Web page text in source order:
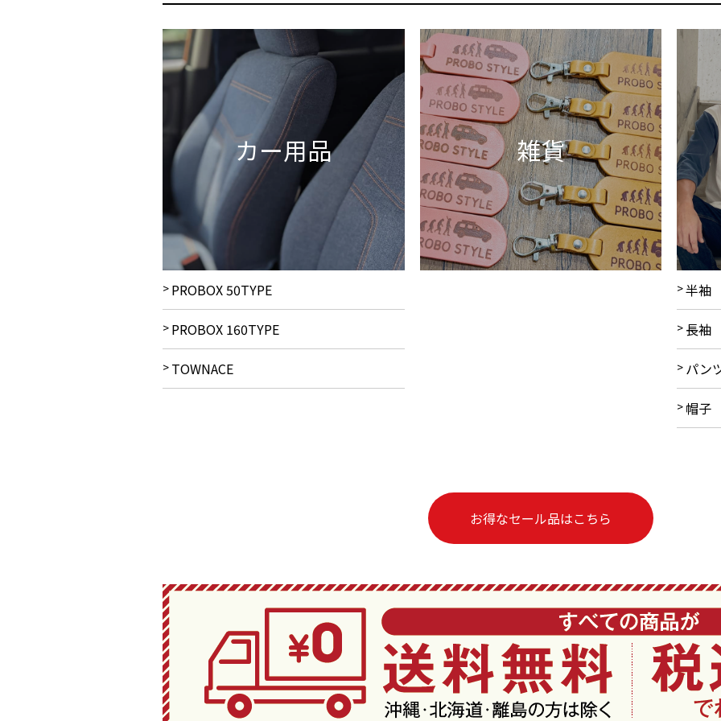
カー用品
PROBOX 50TYPE
PROBOX 160TYPE
TOWNACE
雑貨
半袖
長袖
パン
帽子
お得なセール品はこちら